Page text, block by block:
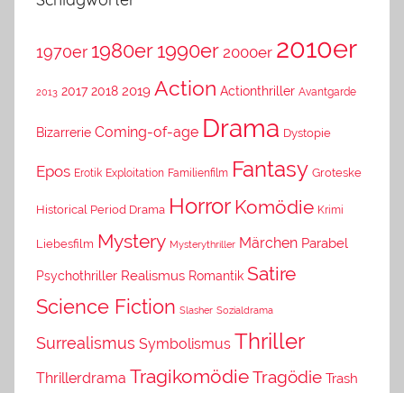
1970er 1980er 1990er 2000er 2010er
2013 2017 2018 2019 Action Actionthriller Avantgarde
Bizarrerie Coming-of-age Drama Dystopie
Epos Erotik Exploitation Familienfilm Fantasy Groteske
Historical Period Drama Horror Komödie Krimi
Liebesfilm Mystery Mysterythriller Märchen Parabel
Psychothriller Realismus Romantik Satire
Science Fiction Slasher Sozialdrama
Surrealismus Symbolismus Thriller
Thrillerdrama TragikomödieTragödie Trash